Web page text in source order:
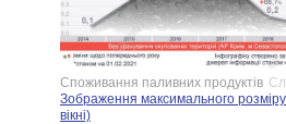
Споживання паливних продуктів
Зображення максимального
вікні)